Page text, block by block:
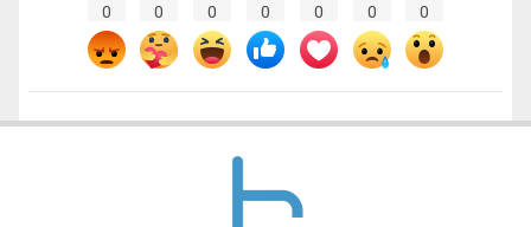
0 0 0 0 0 0 0